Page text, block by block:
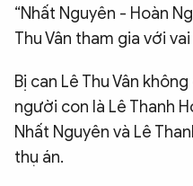
“Nhất Nguyên - Hoàn
Thu Vân tham gia với
Bị can Lê Thu Vân
người con là Lê Thanh
Nhất Nguyên và Lê
thụ án.